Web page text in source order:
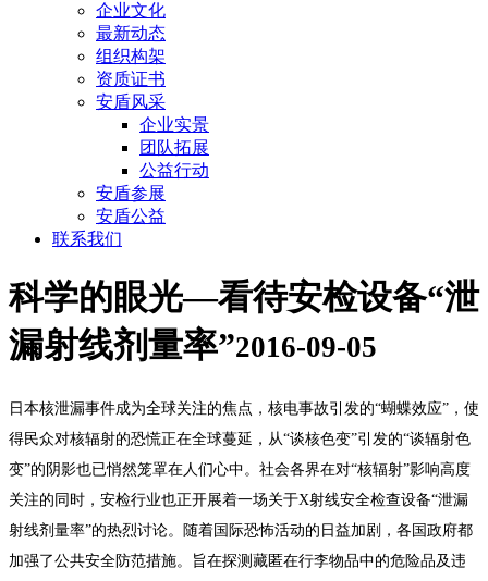
企业文化
最新动态
组织构架
资质证书
安盾风采
企业实景
团队拓展
公益行动
安盾参展
安盾公益
联系我们
科学的眼光—看待安检设备“泄
漏射线剂量率”2016-09-05
日本核泄漏事件成为全球关注的焦点，核电事故引发的“蝴蝶效应”，使
得民众对核辐射的恐慌正在全球蔓延，从“谈核色变”引发的“谈辐射色
变”的阴影也已悄然笼罩在人们心中。社会各界在对“核辐射”影响高度
关注的同时，安检行业也正开展着一场关于X射线安全检查设备“泄漏
射线剂量率”的热烈讨论。随着国际恐怖活动的日益加剧，各国政府都
加强了公共安全防范措施。旨在探测藏匿在行李物品中的危险品及违